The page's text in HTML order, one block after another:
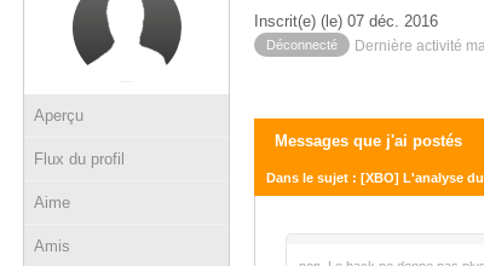
Aperçu
Flux du profil
Aime
Amis
Inscrit(e) (le) 07 déc. 2016
Déconnecté Dernière activité
Messages que j'ai postés
Dans le sujet : [XBO] L'analyse